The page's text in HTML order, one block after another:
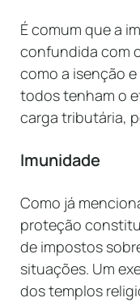
É comum que a
confundida com
como a isenção
todos tenham o
carga tributária,
Imunidade
Como já
proteção
de impostos
situações. Um
dos templos